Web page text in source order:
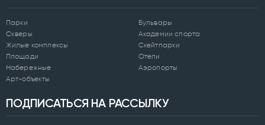
Парки
Скверы
Жилые комплексы
Площади
Набережные
Арт-объекты
Бульвары
Академии спорта
Скейтпарки
Отели
Аэропорты
ПОДПИСАТЬСЯ НА РАССЫЛКУ